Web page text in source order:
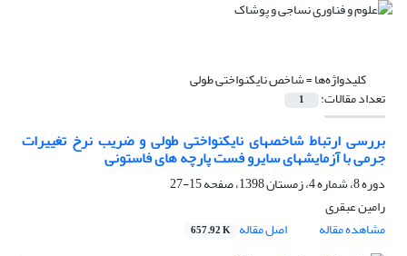
کلیدواژه‌ها =شاخص نایکنواختی طولی
تعداد مقالات: 1
بررسی ارتباط شاخصهای نایکنواختی طولی و ضریب نرخ تغییرات
جرمی با آزمایشهای سایرو فست پارچه های فاستونی
دوره 8، شماره 4، زمستان 1398، صفحه
15-27
رامین عبقری
مشاهده مقاله
اصل مقاله 657.92 K